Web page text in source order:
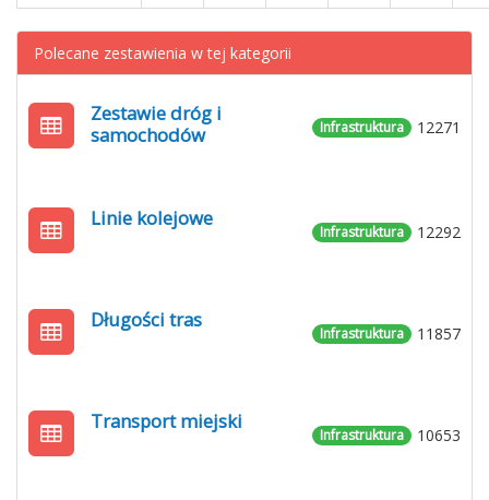
Polecane zestawienia w tej kategorii
12271
Infrastruktura
Zestawie dróg i
samochodów
12292
Infrastruktura
Linie kolejowe
11857
Infrastruktura
Długości tras
10653
Infrastruktura
Transport miejski